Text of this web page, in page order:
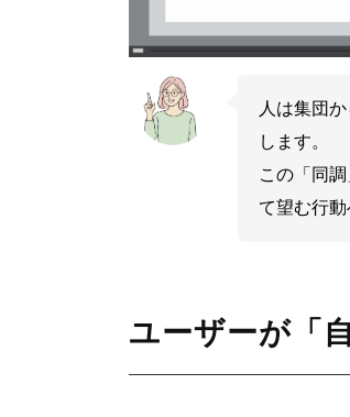
人は集団
します。
この「同
て望む行動
ユーザーが「